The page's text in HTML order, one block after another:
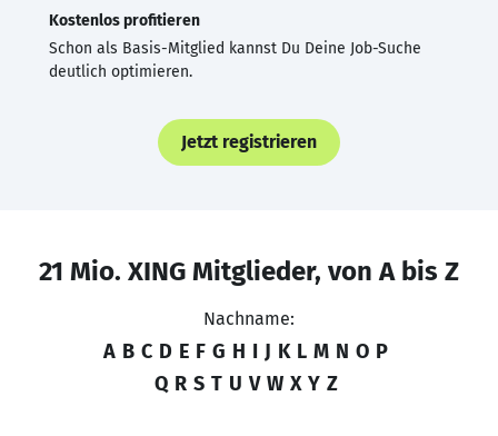
Kostenlos profitieren
Schon als Basis-Mitglied kannst Du Deine Job-Suche
deutlich optimieren.
Jetzt registrieren
21 Mio. XING Mitglieder, von A bis Z
Nachname:
A B C D E F G H I J K L M N O P
Q R S T U V W X Y Z